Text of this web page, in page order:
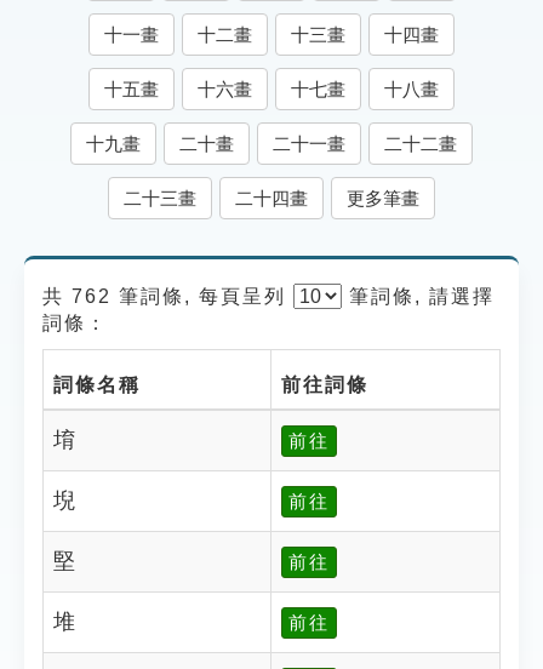
單字索引
生命大百科索引
遊戲專區
貓頭鷹博士
十一畫 十二畫 十三畫 十四畫
十五畫 十六畫 十七畫 十八畫
十九畫 二十畫 二十一畫 二十二畫
二十三畫 二十四畫 更多筆畫
共 762 筆詞條, 每頁呈列 筆詞條, 請選擇
詞條：
詞條名稱 前往詞條
堉 前往
堄 前往
堅 前往
堆 前往